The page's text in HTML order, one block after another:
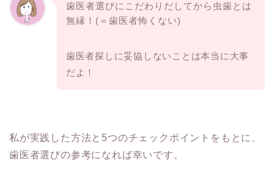
歯医者選びにこだわりだしてから虫歯とは
無縁！(＝歯医者怖くない)
歯医者探しに妥協しないことは本当に大事
だよ！
私が実践した方法と5つのチェックポイントをもとに、
歯医者選びの参考になれば幸いです。